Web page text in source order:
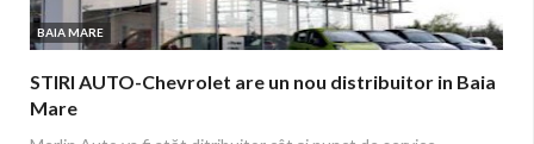
BAIA MARE
STIRI AUTO-Chevrolet are un nou distribuitor in Baia
Mare